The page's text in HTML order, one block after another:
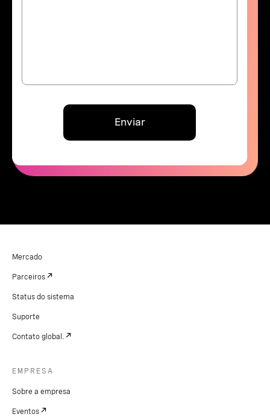
Enviar
Mercado
Parceiros
Status do sistema
Suporte
Contato global.
EMPRESA
Sobre a empresa
Eventos